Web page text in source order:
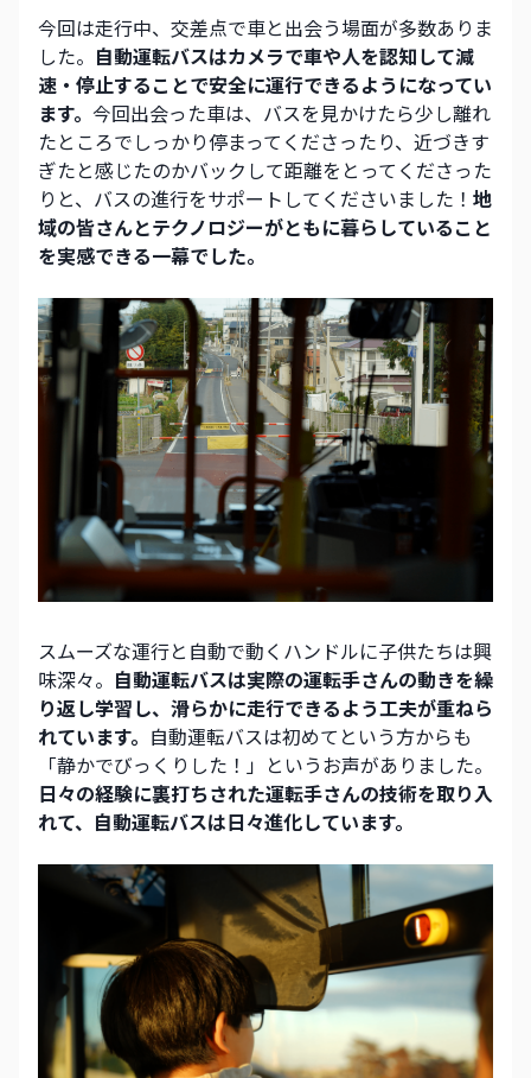
今回は走行中、交差点で車と出会う場面が多数ありま
した。 自動運転バスはカメラで車や人を認知して減
速・停止することで安全に運行できるようになってい
ます。 今回出会った車は、バスを見かけたら少し離れ
たところでしっかり停まってくださったり、近づきす
ぎたと感じたのかバックして距離をとってくださった
りと、バスの進行をサポートしてくださいました！ 地
域の皆さんとテクノロジーがともに暮らしていること
を実感できる一幕でした。
スムーズな運行と自動で動くハンドルに子供たちは興
味深々。 自動運転バスは実際の運転手さんの動きを繰
り返し学習し、滑らかに走行できるよう工夫が重ねら
れています。 自動運転バスは初めてという方からも
「静かでびっくりした！」というお声がありました。
日々の経験に裏打ちされた運転手さんの技術を取り入
れて、自動運転バスは日々進化しています。